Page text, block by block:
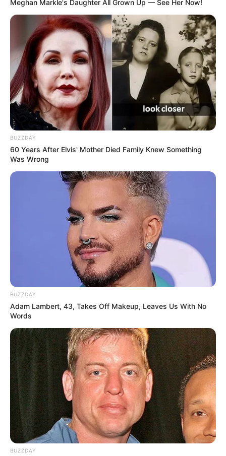
Meghan Markle's Daughter All Grown Up — See Her Now!
BUZZDAY
60 Years After Elvis' Mother Died Family Knew Something
Was Wrong
BUZZDAY
Adam Lambert, 43, Takes Off Makeup, Leaves Us With No
Words
BUZZDAY